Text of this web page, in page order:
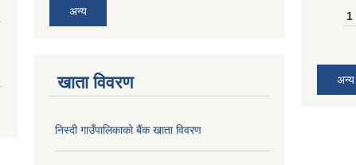
अन्य
खाता विवरण
निस्दी गाउँपालिकाको बैंक खाता विवरण
1
अन्य